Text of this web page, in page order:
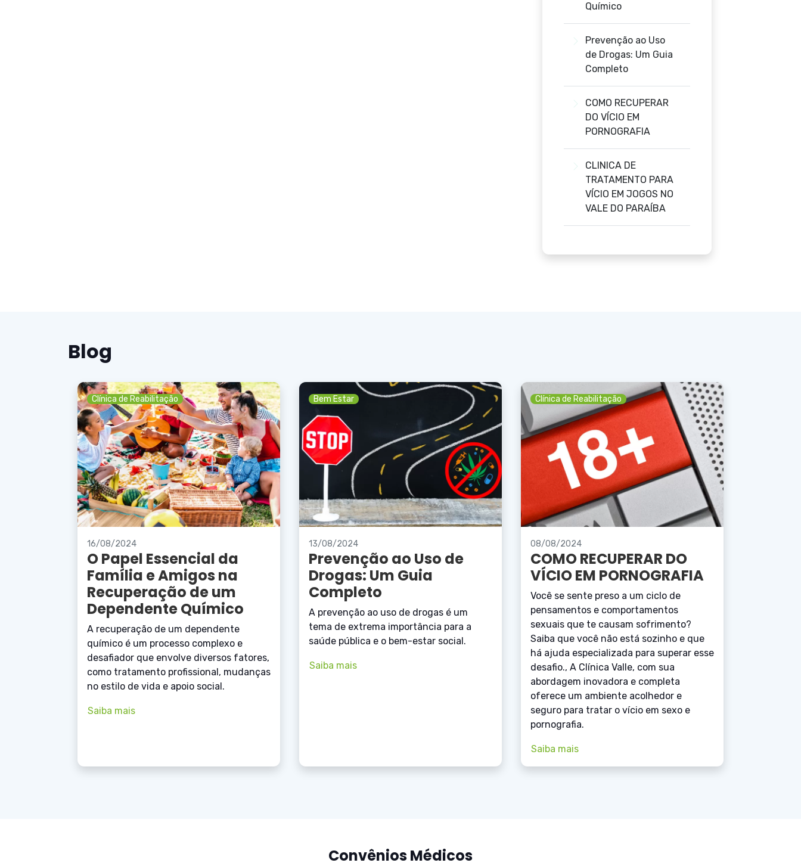
Químico
Prevenção ao Uso
de Drogas: Um Guia
Completo
COMO RECUPERAR
DO VÍCIO EM
PORNOGRAFIA
CLINICA DE
TRATAMENTO PARA
VÍCIO EM JOGOS NO
VALE DO PARAÍBA
Blog
Clínica de Reabilitação
16/08/2024
O Papel Essencial da
Família e Amigos na
Recuperação de um
Dependente Químico
A recuperação de um dependente
químico é um processo complexo e
desafiador que envolve diversos fatores,
como tratamento profissional, mudanças
no estilo de vida e apoio social.
Saiba mais
Bem Estar
13/08/2024
Prevenção ao Uso de
Drogas: Um Guia
Completo
A prevenção ao uso de drogas é um
tema de extrema importância para a
saúde pública e o bem-estar social.
Saiba mais
Clínica de Reabilitação
08/08/2024
COMO RECUPERAR DO
VÍCIO EM PORNOGRAFIA
Você se sente preso a um ciclo de
pensamentos e comportamentos
sexuais que te causam sofrimento?
Saiba que você não está sozinho e que
há ajuda especializada para superar esse
desafio., A Clínica Valle, com sua
abordagem inovadora e completa
oferece um ambiente acolhedor e
seguro para tratar o vício em sexo e
pornografia.
Saiba mais
Convênios Médicos